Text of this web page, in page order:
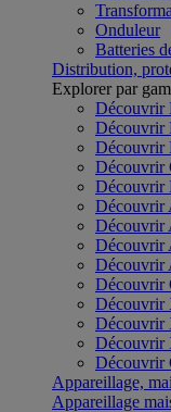
Onduleur
Batteries
Distribution,
Explorer par
Découvrir
Découvrir
Découvrir
Découvrir
Découvrir
Découvrir
Découvrir
Découvrir
Découvrir
Découvrir
Découvrir
Découvrir
Découvrir
Découvrir
Appareillage,
Appareillage